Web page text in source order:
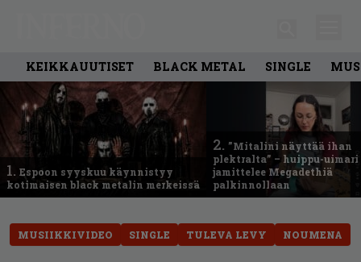
KEIKKAUUTISET BLACK METAL SINGLE
1. Espoon syyskuu käynnistyy
kotimaisen black metalin merkeissä
2. ”Mitalini näyttää ihan
plektralta” – huippu-uimari
jamittelee Megadethiä
palkinnollaan
MUSIIKKIVIDEO SINGLE TULEVA LEVY NOUMENA